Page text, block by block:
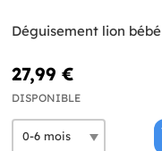
Déguisement lion bébé
27,99 €
DISPONIBLE